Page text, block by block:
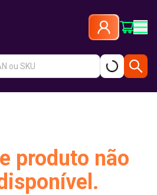
produto não